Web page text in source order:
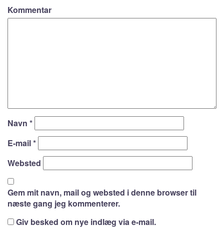
Kommentar
Navn *
E-mail*
Websted
Gem mit navn, mail og websted i denne browser til
næste gang jeg kommenterer.
Giv besked om nye indlæg via e-mail.